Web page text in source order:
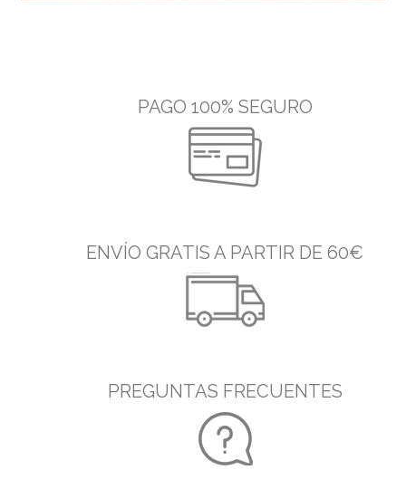
PAGO 100% SEGURO
ENVÍO GRATIS A PARTIR DE 60€
PREGUNTAS FRECUENTES